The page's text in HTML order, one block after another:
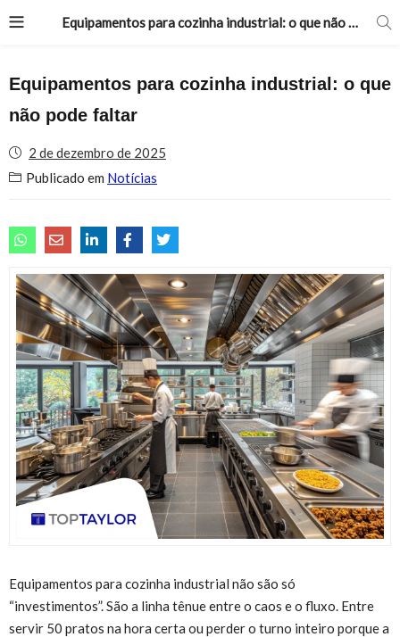
Equipamentos para cozinha industrial: o que não pode faltar
Equipamentos para cozinha industrial: o que
não pode faltar
2 de dezembro de 2025
Publicado em Notícias
Equipamentos para cozinha industrial não são só
“investimentos”. São a linha tênue entre o caos e o fluxo. Entre
servir 50 pratos na hora certa ou perder o turno inteiro porque a